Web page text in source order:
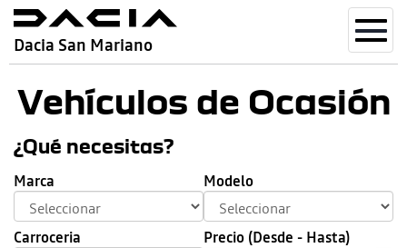
Dacia San Mariano
Vehículos de Ocasión
¿Qué necesitas?
Marca Modelo
Carroceria Precio (Desde - Hasta)